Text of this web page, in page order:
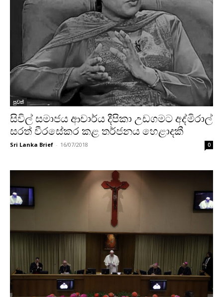
පුවත්
සිවිල් සමාජය ආචාර්ය දීපිකා උඩගමට අද්මිරාල්
සරත් වීරසේකර කළ තර්ජනය හෙළාදකී
Sri Lanka Brief - 16/07/2018 0